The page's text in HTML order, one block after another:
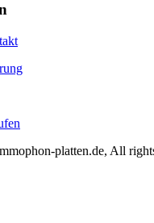
platten.de, All